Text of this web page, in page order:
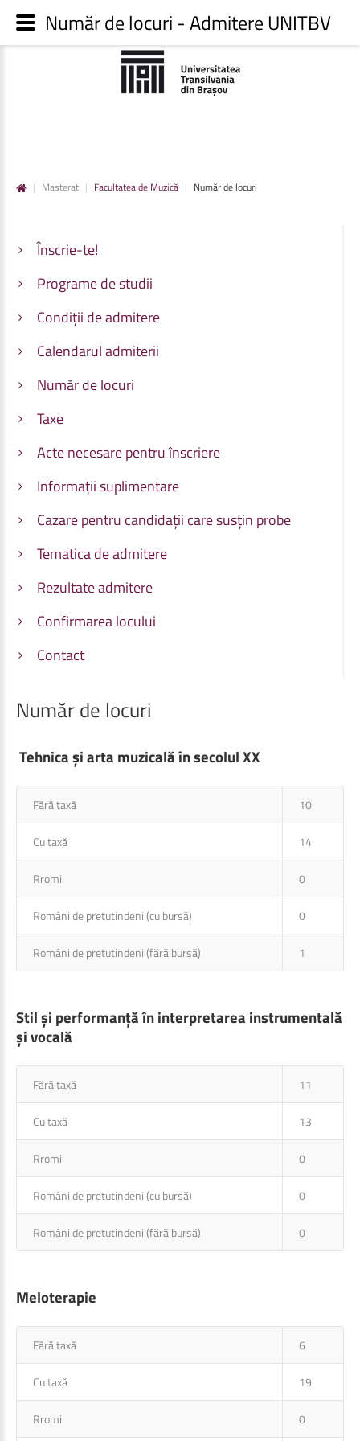
| Masterat | Facultatea de Muzică | Număr de locuri
Înscrie-te!
Programe de studii
Condiții de admitere
Calendarul admiterii
Număr de locuri
Taxe
Acte necesare pentru înscriere
Informații suplimentare
Cazare pentru candidații care susțin probe
Tematica de admitere
Rezultate admitere
Confirmarea locului
Contact
Numărde locuri
Tehnica și arta muzicală în secolul XX
Fără taxă 10
Cu taxă 14
Rromi 0
Români de pretutindeni (cu bursă) 0
Români de pretutindeni (fără bursă) 1
Stil și performanță în interpretarea instrumentală
și vocală
Fără taxă 11
Cu taxă 13
Rromi 0
Români de pretutindeni (cu bursă) 0
Români de pretutindeni (fără bursă) 0
Meloterapie
Fără taxă 6
Cu taxă 19
Rromi 0
Număr de locuri - Admitere UNITBV